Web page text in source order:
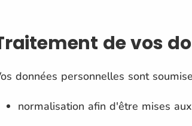
de vos
données personnelles sont
normalisation afin d'être mises